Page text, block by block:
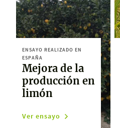
ENSAYO REALIZADO EN
ESPAÑA
Mejora de la
producción en
limón
Ver ensayo